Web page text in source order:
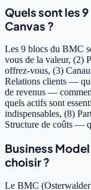
Quels sont les
Canvas ?
Les 9 blocs du BMC
vous de la valeur, (2)
offrez-vous, (3)
Relations clients —
de revenus —
quels actifs sont
indispensables, (8)
Structure de coûts —
Business
choisir ?
Le BMC